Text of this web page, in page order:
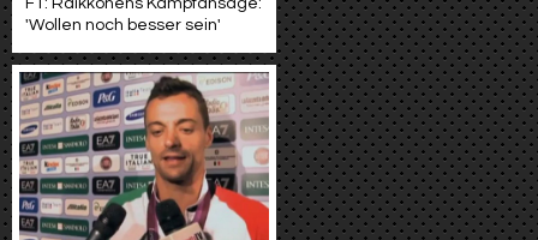
F1: Räikkönens Kampfansage:
'Wollen noch besser sein'